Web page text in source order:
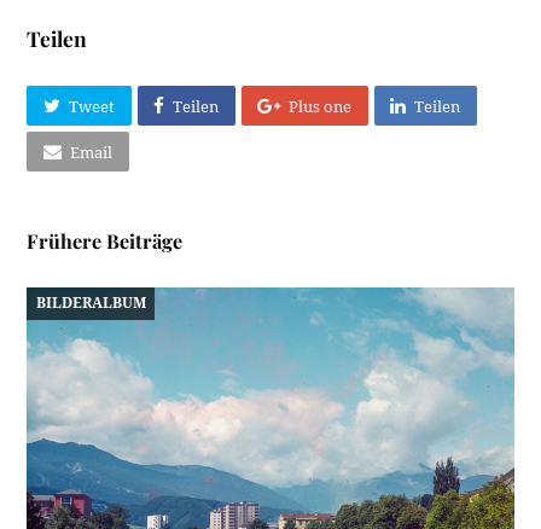
Teilen
Tweet Teilen Plus one Teilen
Email
Frühere Beiträge
BILDERALBUM